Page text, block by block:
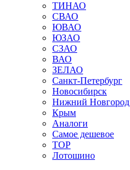
ТИНАО
СВАО
ЮВАО
ЮЗАО
СЗАО
ВАО
ЗЕЛАО
Санкт-Петербург
Новосибирск
Нижний Новгород
Крым
Аналоги
Самое дешевое
TOP
Лотошино